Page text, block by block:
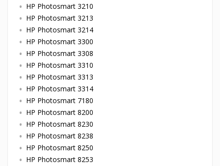
HP Photosmart 3210
HP Photosmart 3213
HP Photosmart 3214
HP Photosmart 3300
HP Photosmart 3308
HP Photosmart 3310
HP Photosmart 3313
HP Photosmart 3314
HP Photosmart 7180
HP Photosmart 8200
HP Photosmart 8230
HP Photosmart 8238
HP Photosmart 8250
HP Photosmart 8253